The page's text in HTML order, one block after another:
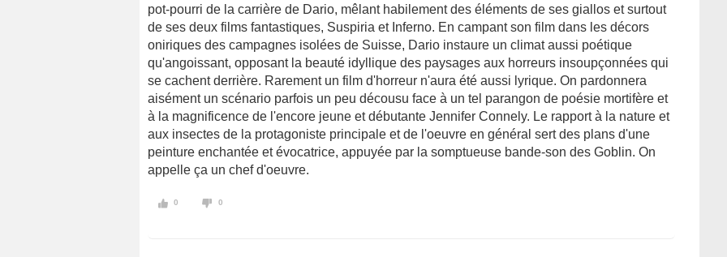
pot-pourri de la carrière de Dario, mêlant habilement des éléments de ses giallos et surtout
de ses deux films fantastiques, Suspiria et Inferno. En campant son film dans les décors
oniriques des campagnes isolées de Suisse, Dario instaure un climat aussi poétique
qu'angoissant, opposant la beauté idyllique des paysages aux horreurs insoupçonnées qui
se cachent derrière. Rarement un film d'horreur n'aura été aussi lyrique. On pardonnera
aisément un scénario parfois un peu décousu face à un tel parangon de poésie mortifère et
à la magnificence de l'encore jeune et débutante Jennifer Connely. Le rapport à la nature et
aux insectes de la protagoniste principale et de l'oeuvre en général sert des plans d'une
peinture enchantée et évocatrice, appuyée par la somptueuse bande-son des Goblin. On
appelle ça un chef d'oeuvre.
0 0